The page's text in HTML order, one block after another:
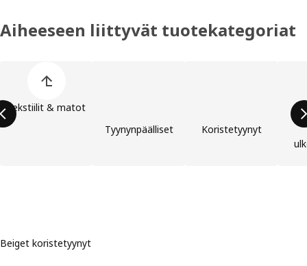
Aiheeseen liittyvät tuotekategoriat
Tekstiilit & matot
Tyynynpäälliset
Koristetyynyt
Beiget koristetyynyt